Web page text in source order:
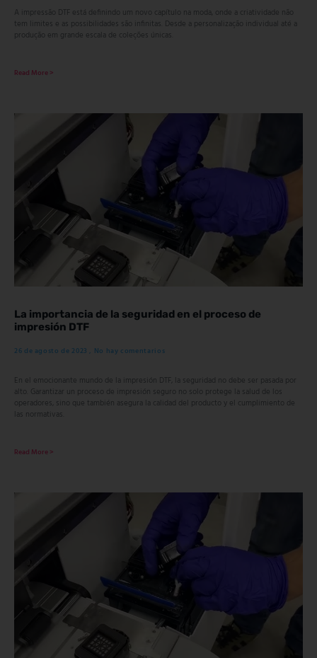
A impressão DTF está definindo um novo capítulo na moda, onde a criatividade não
tem limites e as possibilidades são infinitas. Desde a personalização individual até a
produção em grande escala de coleções únicas.
Read More >
La importancia de la seguridad en el proceso de
impresión DTF
26 de agosto de 2023 No hay comentarios
En el emocionante mundo de la impresión DTF, la seguridad no debe ser pasada por
alto. Garantizar un proceso de impresión seguro no solo protege la salud de los
operadores, sino que también asegura la calidad del producto y el cumplimiento de
las normativas.
Read More >